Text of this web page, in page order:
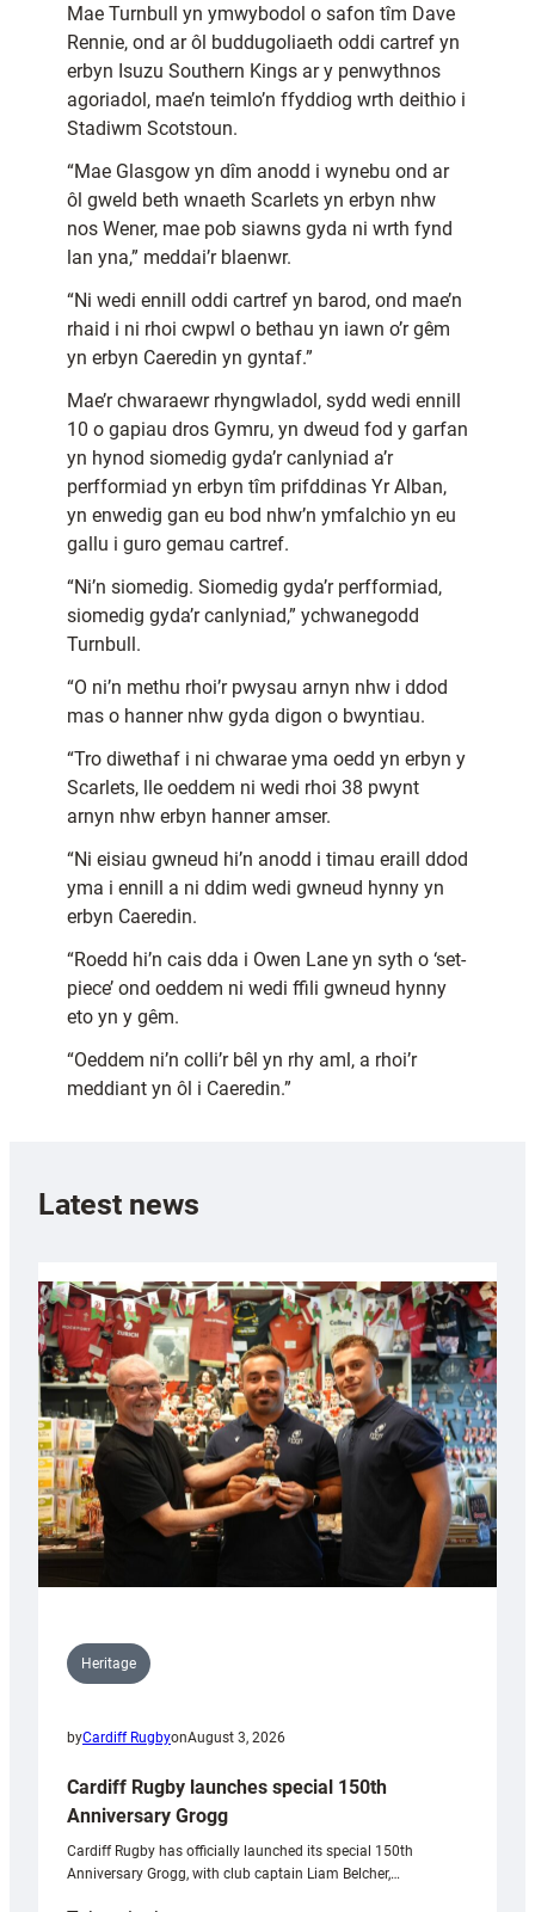
Mae Turnbull yn ymwybodol o safon tîm Dave
Rennie, ond ar ôl buddugoliaeth oddi cartref yn
erbyn Isuzu Southern Kings ar y penwythnos
agoriadol, mae’n teimlo’n ffyddiog wrth deithio i
Stadiwm Scotstoun.
“Mae Glasgow yn dîm anodd i wynebu ond ar
ôl gweld beth wnaeth Scarlets yn erbyn nhw
nos Wener, mae pob siawns gyda ni wrth fynd
lan yna,” meddai’r blaenwr.
“Ni wedi ennill oddi cartref yn barod, ond mae’n
rhaid i ni rhoi cwpwl o bethau yn iawn o’r gêm
yn erbyn Caeredin yn gyntaf.”
Mae’r chwaraewr rhyngwladol, sydd wedi ennill
10 o gapiau dros Gymru, yn dweud fod y garfan
yn hynod siomedig gyda’r canlyniad a’r
perfformiad yn erbyn tîm prifddinas Yr Alban,
yn enwedig gan eu bod nhw’n ymfalchio yn eu
gallu i guro gemau cartref.
“Ni’n siomedig. Siomedig gyda’r perfformiad,
siomedig gyda’r canlyniad,” ychwanegodd
Turnbull.
“O ni’n methu rhoi’r pwysau arnyn nhw i ddod
mas o hanner nhw gyda digon o bwyntiau.
“Tro diwethaf i ni chwarae yma oedd yn erbyn y
Scarlets, lle oeddem ni wedi rhoi 38 pwynt
arnyn nhw erbyn hanner amser.
“Ni eisiau gwneud hi’n anodd i timau eraill ddod
yma i ennill a ni ddim wedi gwneud hynny yn
erbyn Caeredin.
“Roedd hi’n cais dda i Owen Lane yn syth o ‘set-
piece’ ond oeddem ni wedi ffili gwneud hynny
eto yn y gêm.
“Oeddem ni’n colli’r bêl yn rhy aml, a rhoi’r
meddiant yn ôl i Caeredin.”
Latest news
Heritage
byCardiff RugbyonAugust 3, 2026
Cardiff Rugby launches special 150th
Anniversary Grogg
Cardiff Rugby has officially launched its special 150th
Anniversary Grogg, with club captain Liam Belcher,…